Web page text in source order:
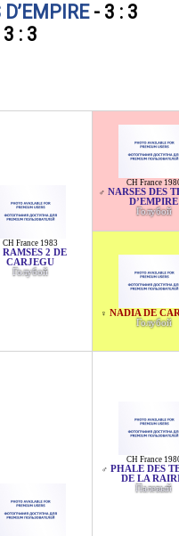
- 3 : 3
3 : 3
CH France 1983
RAMSES 2 DE
CARJEGU
Голубой
CH France
♂ NARSES DES
D’EMPIRE
Голубой
♀ NADIA DE
Голубой
CH France
♂ PHALE DES
DE LA
Палевый